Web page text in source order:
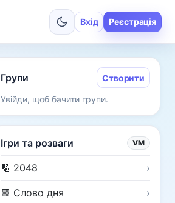
Вхід Реєстрація
Групи Створити
Увійди, щоб бачити групи.
Ігри та розваги VM
🔢 2048 ›
🟩 Слово дня ›